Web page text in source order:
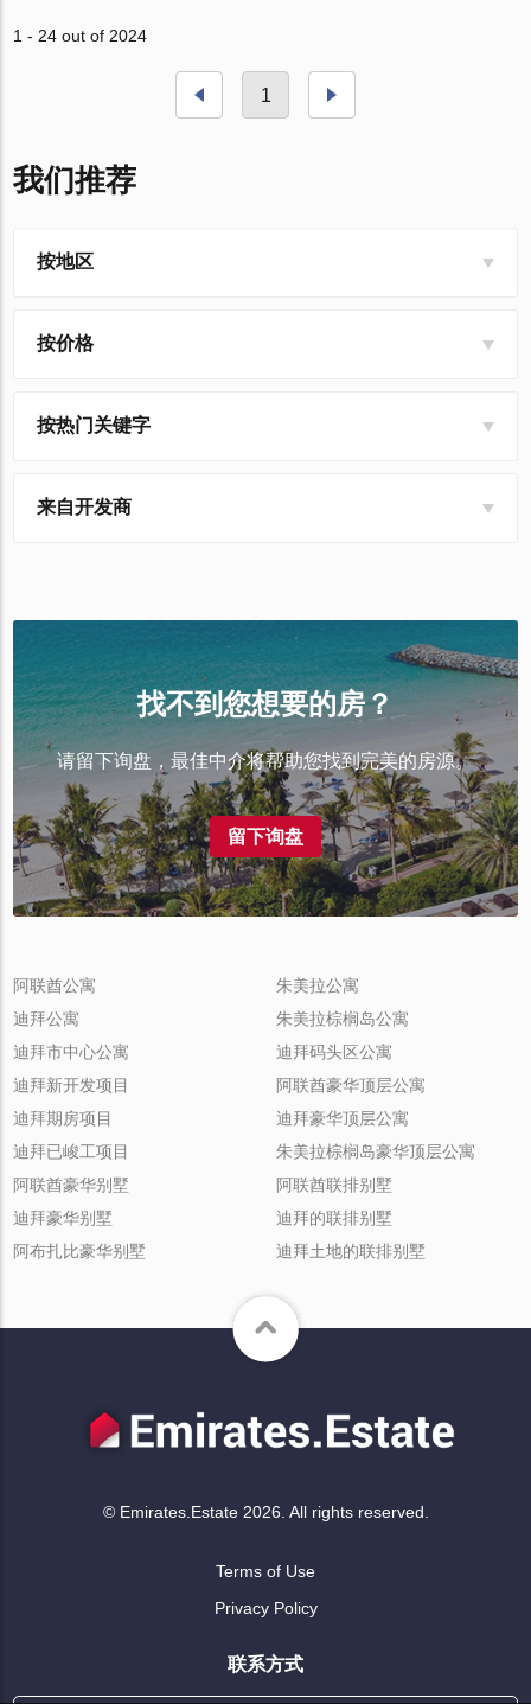
1 - 24 out of 2024
1
我们推荐
按地区
按价格
按热门关键字
来自开发商
找不到您想要的房？
请留下询盘，最佳中介将帮助您找到完美的房源。
留下询盘
阿联酋公寓
迪拜公寓
迪拜市中心公寓
朱美拉公寓
朱美拉棕榈岛公寓
迪拜码头区公寓
迪拜新开发项目
迪拜期房项目
迪拜已峻工项目
阿联酋豪华顶层公寓
迪拜豪华顶层公寓
朱美拉棕榈岛豪华顶层公寓
阿联酋豪华别墅
迪拜豪华别墅
阿布扎比豪华别墅
阿联酋联排别墅
迪拜的联排别墅
迪拜土地的联排别墅
© Emirates.Estate 2026. All rights reserved.
Terms of Use
Privacy Policy
联系方式